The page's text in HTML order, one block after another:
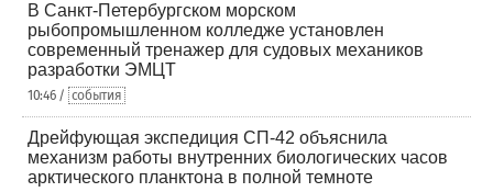
В Санкт-Петербургском морском
рыбопромышленном колледже установлен
современный тренажер для судовых механиков
разработки ЭМЦТ
10:46 / события
Дрейфующая экспедиция СП-42 объяснила
механизм работы внутренних биологических часов
арктического планктона в полной темноте